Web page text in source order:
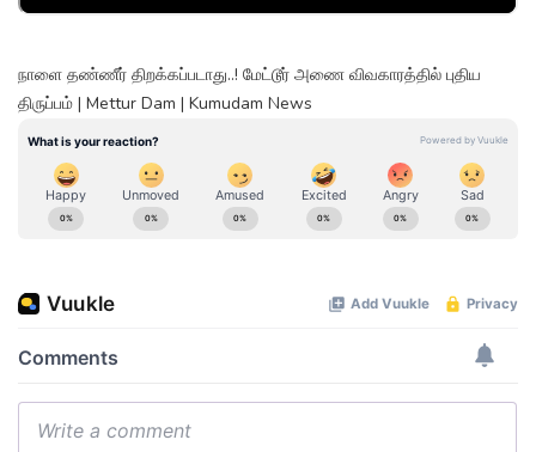
நாளை தண்ணீர் திறக்கப்படாது..! மேட்டூர் அணை விவகாரத்தில் புதிய
திருப்பம் | Mettur Dam | Kumudam News